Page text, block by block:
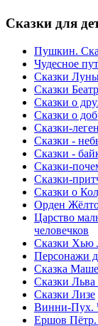
Сказки для
Пушкин.
Чудесное
Сказки
Сказки
Сказки о
Сказки о
Сказки-
Сказки -
Сказки -
Сказки-
Сказки-
Сказки о
Орден
Царство
человечков
Сказки Хью
Персонажи
Сказка Маше
Сказки Льва
Сказки Лизе
Винни-Пух.
Ершов Пётр.